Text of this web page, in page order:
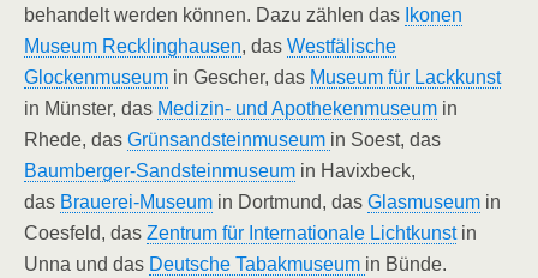
behandelt werden können. Dazu zählen das Ikonen
Museum Recklinghausen, das Westfälische
Glockenmuseum in Gescher, das Museum für Lackkunst
in Münster, das Medizin- und Apothekenmuseum in
Rhede, das Grünsandsteinmuseum in Soest, das
Baumberger-Sandsteinmuseum in Havixbeck,
das Brauerei-Museum in Dortmund, das Glasmuseum in
Coesfeld, das Zentrum für Internationale Lichtkunstin
Unna und das Deutsche Tabakmuseum in Bünde.